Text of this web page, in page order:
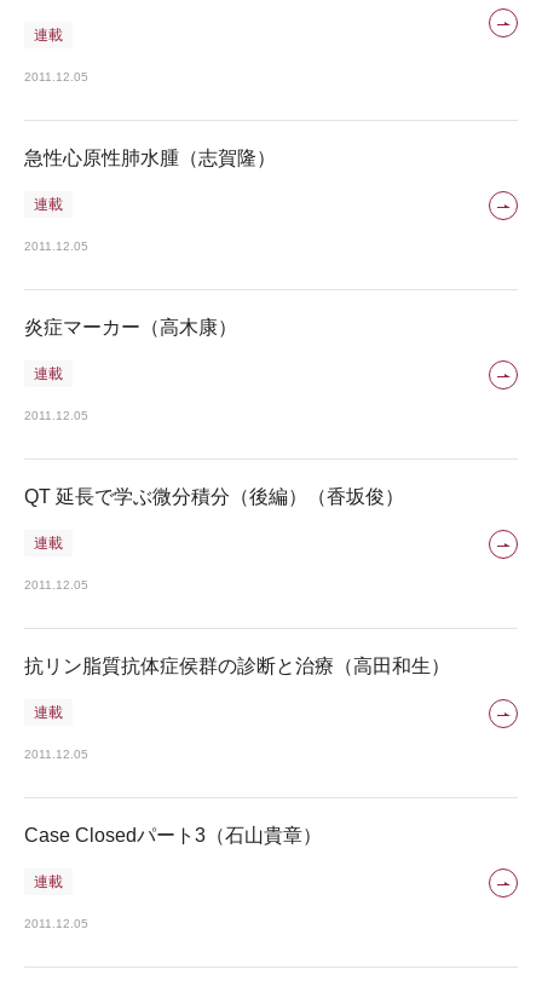
連載
2011.12.05
急性心原性肺水腫（志賀隆）
連載
2011.12.05
炎症マーカー（高木康）
連載
2011.12.05
QT 延長で学ぶ微分積分（後編）（香坂俊）
連載
2011.12.05
抗リン脂質抗体症侯群の診断と治療（高田和生）
連載
2011.12.05
Case Closedパート3（石山貴章）
連載
2011.12.05